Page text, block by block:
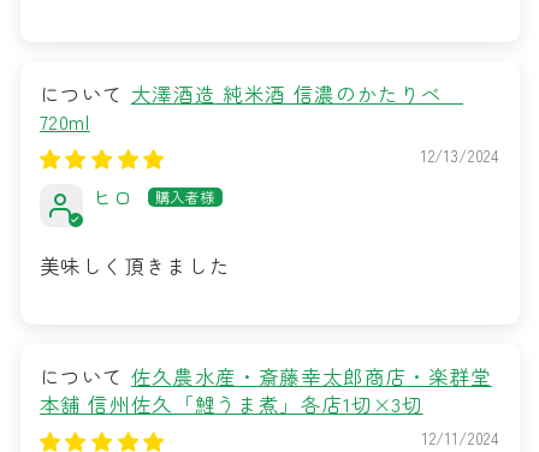
大澤酒造 純米酒 信濃のかたりべ
720ml
12/13/2024
ヒロ
美味しく頂きました
佐久農水産・斎藤幸太郎商店・楽群堂
本舗 信州佐久「鯉うま煮」各店1切×3切
12/11/2024